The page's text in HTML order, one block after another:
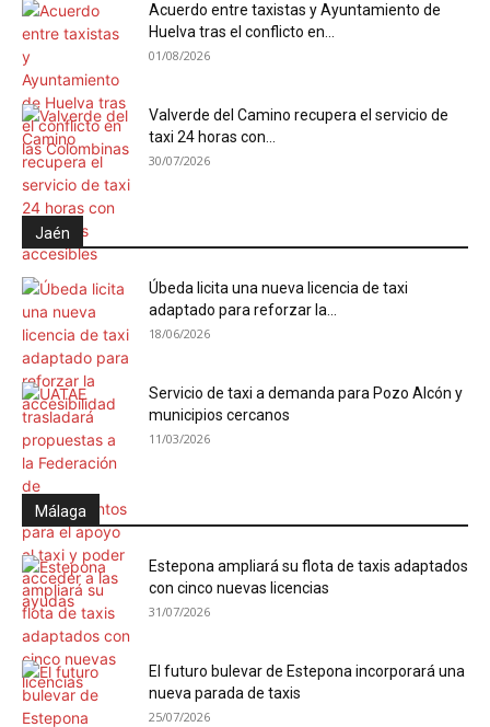
Acuerdo entre taxistas y Ayuntamiento de
Huelva tras el conflicto en...
01/08/2026
Valverde del Camino recupera el servicio de
taxi 24 horas con...
30/07/2026
Jaén
Úbeda licita una nueva licencia de taxi
adaptado para reforzar la...
18/06/2026
Servicio de taxi a demanda para Pozo Alcón y
municipios cercanos
11/03/2026
Málaga
Estepona ampliará su flota de taxis adaptados
con cinco nuevas licencias
31/07/2026
El futuro bulevar de Estepona incorporará una
nueva parada de taxis
25/07/2026